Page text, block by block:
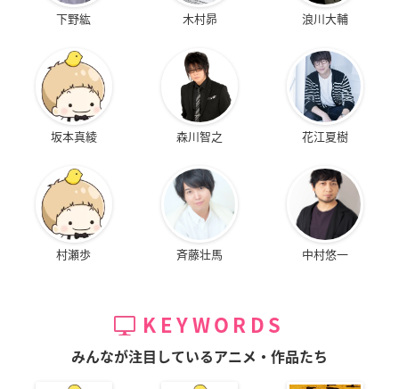
下野紘 木村昴 浪川大輔
坂本真綾 森川智之 花江夏樹
村瀬歩 斉藤壮馬 中村悠一
KEYWORDS
みんなが注目しているアニメ・作品たち